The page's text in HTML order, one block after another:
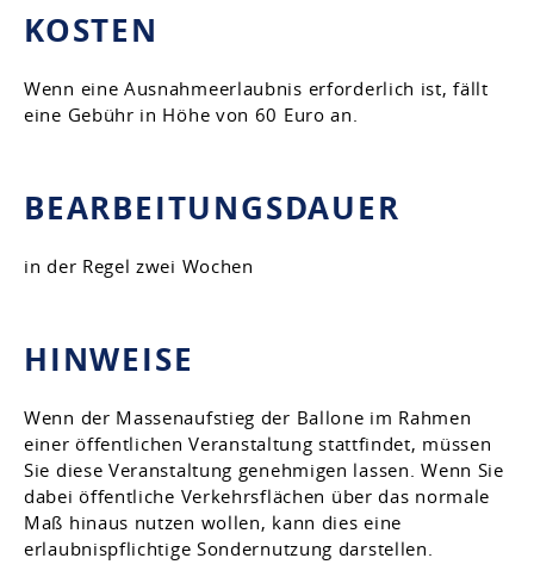
KOSTEN
Wenn eine Ausnahmeerlaubnis erforderlich ist, fällt
eine Gebühr in Höhe von 60 Euro an.
BEARBEITUNGSDAUER
in der Regel zwei Wochen
HINWEISE
Wenn der Massenaufstieg der Ballone im Rahmen
eineröffentlichen Veranstaltung stattfindet, müssen
Sie diese Veranstaltung genehmigen lassen. Wenn Sie
dabei öffentliche Verkehrsflächen über das normale
Maß hinaus nutzen wollen, kann dies eine
erlaubnispflichtige Sondernutzung darstellen.